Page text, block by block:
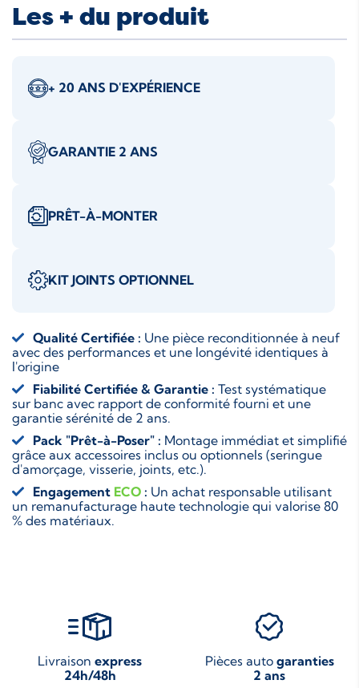
Les + du produit
+ 20 ANS D'EXPÉRIENCE
GARANTIE 2 ANS
PRÊT-À-MONTER
KIT JOINTS OPTIONNEL
Qualité Certifiée : Une pièce reconditionnée à neuf
avec des performances et une longévité identiques à
l'origine
Fiabilité Certifiée & Garantie : Test systématique
sur banc avec rapport de conformité fourni et une
garantie sérénité de 2 ans.
Pack "Prêt-à-Poser" : Montage immédiat et simplifié
grâce aux accessoires inclus ou optionnels (seringue
d'amorçage, visserie, joints, etc.).
Engagement ECO : Un achat responsable utilisant
un remanufacturage haute technologie qui valorise 80
% des matériaux.
Livraison express
24h/48h
Pièces auto garanties
2 ans